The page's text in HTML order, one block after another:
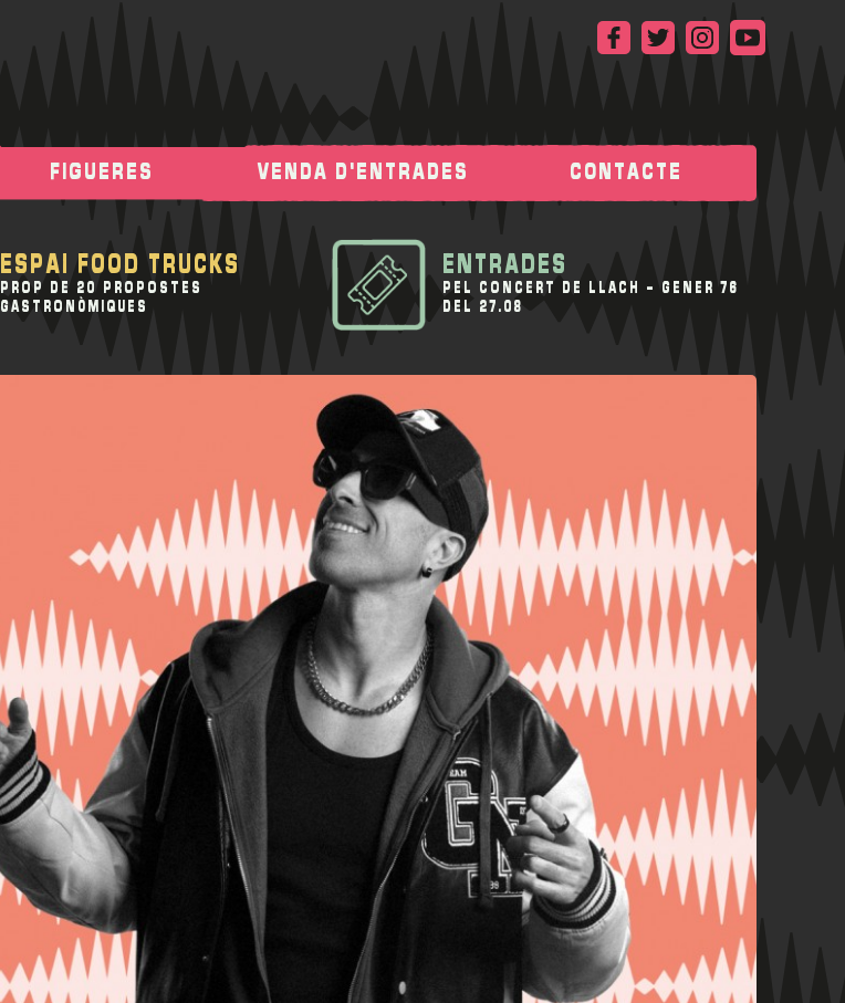
FIGUERES VENDA D'ENTRADES CONTACTE
ESPAI FOOD TRUCKS
PROP DE 20 PROPOSTES
GASTRONÒMIQUES
ENTRADES
PEL CONCERT DE
LLACH - GENER 76
DEL 27.08